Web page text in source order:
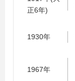
正6年)
1930年
1967年